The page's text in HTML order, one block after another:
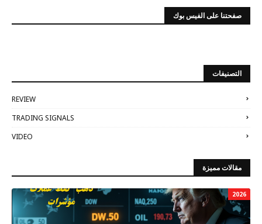
صفحتنا على الفيس بوك
التصنيفات
REVIEW
TRADING SIGNALS
VIDEO
مقالات مميزة
2026